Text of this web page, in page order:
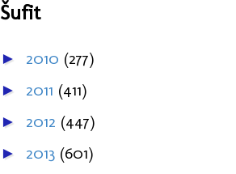
Šufit
► 2010 (277)
► 2011 (411)
► 2012 (447)
► 2013 (601)